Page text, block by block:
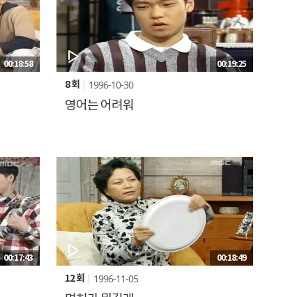
00:18:58 00:19:25
8 회 1996-10-30
영어는 어려워
00:17:43 00:18:49
12 회 1996-11-05